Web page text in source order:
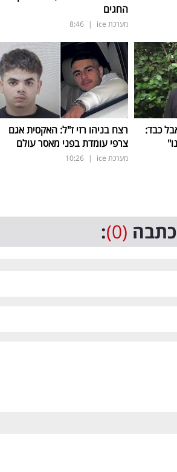
החגים
מערכת ice |
8:46
וערוץ 14 באבל כבד:
רצח בניהו רזי ז"ל: האקסית אגם
צרפי עומדת בפני מאסר עולם
מערכת ice |
10:26
(0)
: